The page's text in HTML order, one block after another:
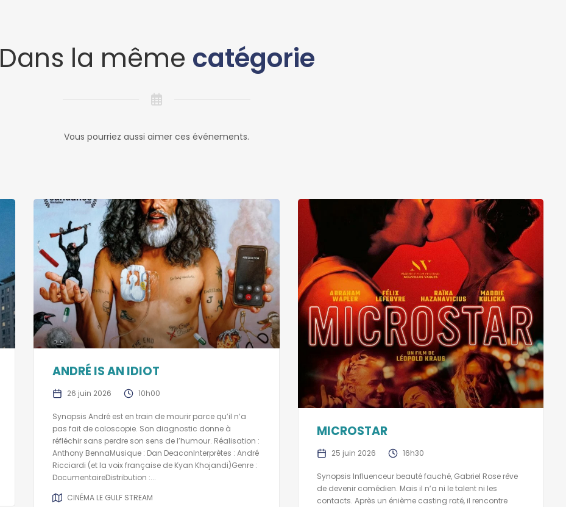
Dans la même catégorie
Vous pourriez aussi aimer ces événements.
ANDRÉ IS AN IDIOT
26 juin 2026 10h00
Synopsis André est en train de mourir parce qu’il n’a
pas fait de coloscopie. Son diagnostic donne à
réfléchir sans perdre son sens de l’humour. Réalisation :
Anthony BennaMusique : Dan DeaconInterprètes : André
Ricciardi (et la voix française de Kyan Khojandi)Genre :
DocumentaireDistribution :...
CINÉMA LE GULF STREAM
MICROSTAR
25 juin 2026 16h30
Synopsis Influenceur beauté fauché, Gabriel Rose rêve
de devenir comédien. Mais il n’a ni le talent ni les
contacts. Après un énième casting raté, il rencontre